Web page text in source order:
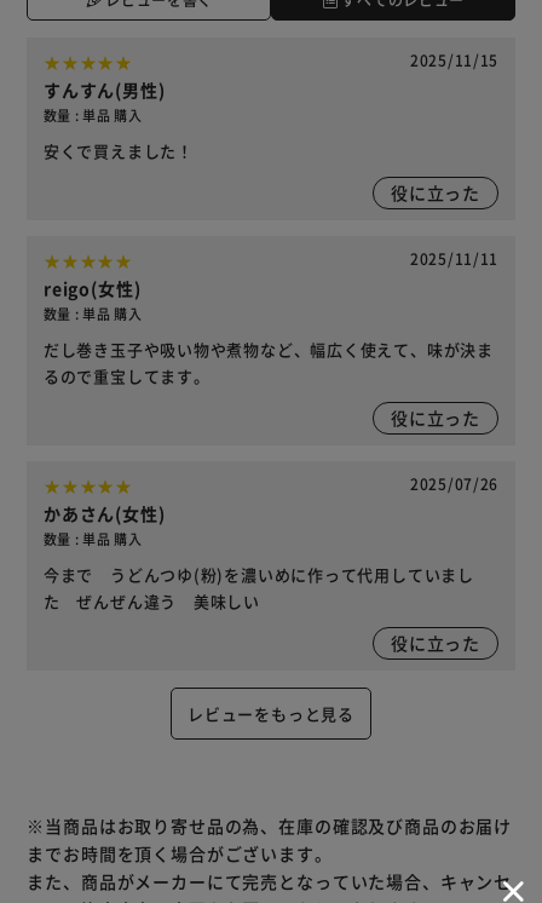
2025/11/15
すんすん(男性)
数量 : 単品 購入
安くで買えました！
役に立った
2025/11/11
reigo(女性)
数量 : 単品 購入
だし巻き玉子や吸い物や煮物など、幅広く使えて、味が決ま
るので重宝してます。
役に立った
2025/07/26
かあさん(女性)
数量 : 単品 購入
今まで うどんつゆ(粉)を濃いめに作って代用していまし
た ぜんぜん違う 美味しい
役に立った
レビューをもっと見る
※当商品はお取り寄せ品の為、在庫の確認及び商品のお届け
までお時間を頂く場合がございます。
また、商品がメーカーにて完売となっていた場合、キャンセ